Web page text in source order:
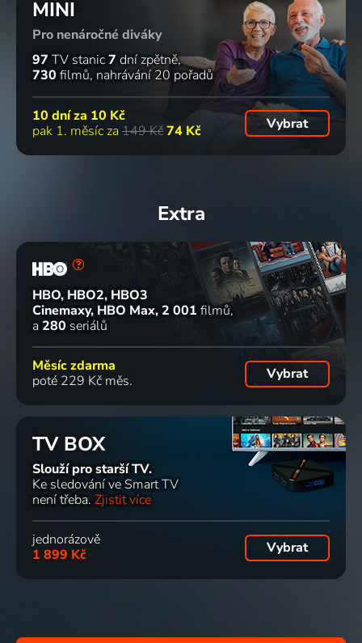
MINI
Pro nenáročné diváky
97 TV stanic7 dní zpětně
730 filmů nahrávání 20 pořadů
10 dní za 10 Kč
pak 1. měsíc za 149 Kč74 Kč Vybrat
Extra
HBO, HBO2, HBO3
Cinemaxy, HBO Max 2 001 filmů
a 280 seriálů
Měsíc zdarma
poté 229 Kč měs.
Vybrat
TV BOX
Slouží pro starší TV.
Ke sledování ve Smart TV
není třeba. Zjistit více
jednorázově
1 899 Kč
Vybrat